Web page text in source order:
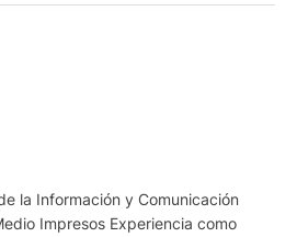
la Información y Comunicación
Impresos Experiencia como